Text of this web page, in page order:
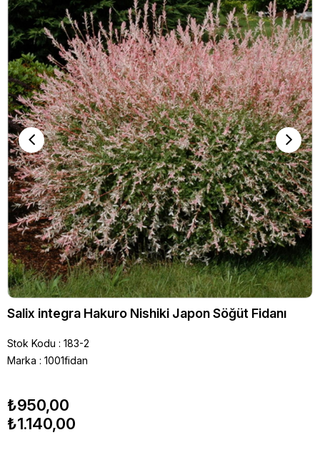
Salix integra Hakuro Nishiki Japon Söğüt Fidanı
Stok Kodu
183-2
Marka : 1001fidan
₺950,00
₺1.140,00